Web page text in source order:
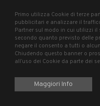
Primo, registrazione presso il
Primo utilizza Cookie di terze
pubblicitari e analizzare il
Partner sul modo in cui utilizzi
secondo quanto previsto delle
negare il consento a tutti o
Chiudendo questo banner o
all’uso dei Cookie da parte dei
Maggiori Info